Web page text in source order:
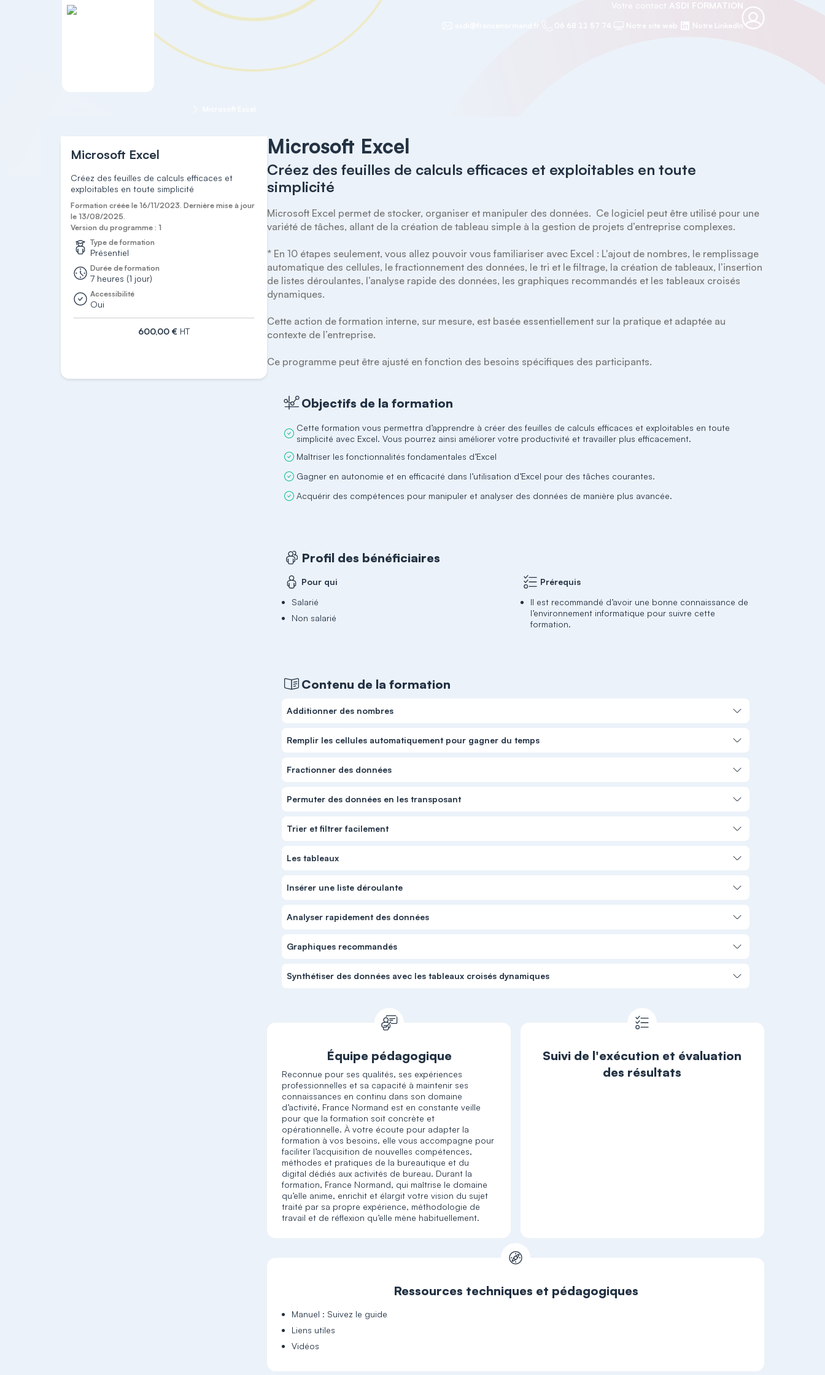
Votre contact ASDI FORMATION
Notre site web Notre LinkedIn
Microsoft Excel
Créez des feuilles de calculs efficaces et
exploitables en toute simplicité
Formation créée le 16/11/2023. Dernière mise à jour
le 13/08/2025.
Version du programme : 1
Type de formation
Présentiel
Durée de formation
7 heures (1 jour)
Accessibilité
Oui
600,00 € HT
Microsoft Excel
Créez des feuilles de calculs efficaces et exploitables en toute
simplicité
Microsoft Excel permet de stocker, organiser et manipuler des données.  Ce logiciel peut être utilisé pour une
variété de tâches, allant de la création de tableau simple à la gestion de projets d’entreprise complexes.
* En 10 étapes seulement, vous allez pouvoir vous familiariser avec Excel : L'ajout de nombres, le remplissage
automatique des cellules, le fractionnement des données, le tri et le filtrage, la création de tableaux, l’insertion
de listes déroulantes, l’analyse rapide des données, les graphiques recommandés et les tableaux croisés
dynamiques.
Cette action de formation interne, sur mesure, est basée essentiellement sur la pratique et adaptée au
contexte de l’entreprise.
Ce programme peut être ajusté en fonction des besoins spécifiques des participants.
Objectifs de la formation
Cette formation vous permettra d’apprendre à créer des feuilles de calculs efficaces et exploitables en toute
simplicité avec Excel. Vous pourrez ainsi améliorer votre productivité et travailler plus efficacement.
Maîtriser les fonctionnalités fondamentales d’Excel
Gagner en autonomie et en efficacité dans l’utilisation d’Excel pour des tâches courantes.
Acquérir des compétences pour manipuler et analyser des données de manière plus avancée.
Profil des bénéficiaires
Pour qui
Salarié
Non salarié
Prérequis
Il est recommandé d’avoir une bonne connaissance de
l’environnement informatique pour suivre cette
formation.
Contenu de la formation
Additionner des nombres
Remplir les cellules automatiquement pour gagner du temps
Fractionner des données
Permuter des données en les transposant
Trier et filtrer facilement
Les tableaux
Insérer une liste déroulante
Analyser rapidement des données
Graphiques recommandés
Synthétiser des données avec les tableaux croisés dynamiques
Équipe pédagogique
Reconnue pour ses qualités, ses expériences
professionnelles et sa capacité à maintenir ses
connaissances en continu dans son domaine
d’activité, France Normand est en constante veille
pour que la formation soit concrète et
opérationnelle. À votre écoute pour adapter la
formation à vos besoins, elle vous accompagne pour
faciliter l’acquisition de nouvelles compétences,
méthodes et pratiques de la bureautique et du
digital dédiés aux activités de bureau. Durant la
formation, France Normand, qui maîtrise le domaine
qu’elle anime, enrichit et élargit votre vision du sujet
traité par sa propre expérience, méthodologie de
travail et de réflexion qu’elle mène habituellement.
Suivi de l'exécution et évaluation
des résultats
Ressources techniques et pédagogiques
Manuel : Suivez le guide
Liens utiles
Vidéos